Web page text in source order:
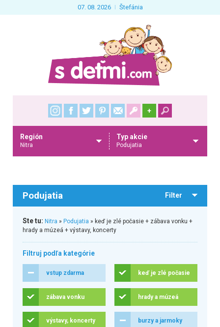
07. 08. 2026 Štefánia
+
Región
Nitra
Typ akcie
Podujatia
Podujatia Filter
Ste tu: Nitra » Podujatia » keď je zlé počasie + zábava vonku +
hrady a múzeá + výstavy, koncerty
Filtruj podľa kategórie
vstup zdarma keď je zlé počasie
zábava vonku hrady a múzeá
výstavy, koncerty burzy a jarmoky